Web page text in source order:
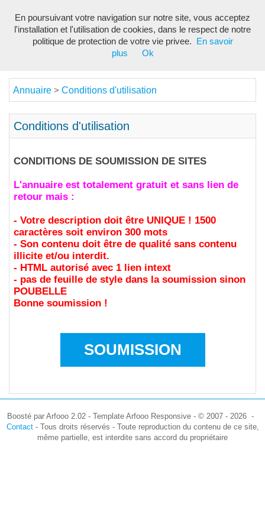
Annuaire > Conditions d'utilisation
Conditions d'utilisation
CONDITIONS DE SOUMISSION DE SITES
L'annuaire est totalement gratuit et sans lien de
retour mais :
- Votre description doit être UNIQUE ! 1500
caractères soit environ 300 mots
- Son contenu doit être de qualité sans contenu
illicite et/ou interdit.
- HTML autorisé avec 1 lien intext
- pas de feuille de style dans la soumission sinon
POUBELLE
Bonne soumission !
SOUMISSION
Boosté par Arfooo 2.02 - Template Arfooo Responsive - © 2007 - 2026 -
Contact- Tous droits réservés - Toute reproduction du contenu de ce site,
même partielle, est interdite sans accord du propriétaire
En poursuivant votre navigation sur notre site, vous acceptez
l'installation et l'utilisation de cookies, dans le respect de notre
politique de protection de votre vie privee.
En savoir
plus
Ok